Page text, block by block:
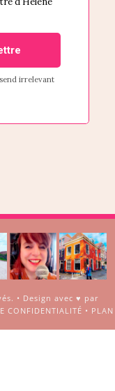
• Design avec ♥ par
CONFIDENTIALITÉ • PLAN